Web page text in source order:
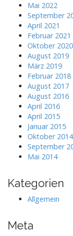
Mai 2022
September
April 2021
Februar 2021
Oktober 2020
August 2019
März 2019
Februar 2018
August 2017
August 2016
April 2016
April 2015
Januar 2015
Oktober 2014
September
Mai 2014
Kategorien
Allgemein
Meta